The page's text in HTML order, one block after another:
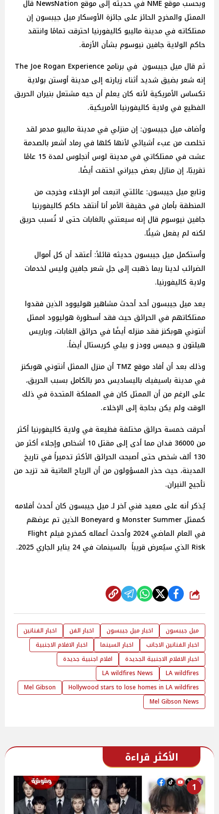
وبحسب موقع NME في حديثه إلى موقع NewsNation قال
الممثل والمخرج الحائز على جائزة الأوسكار ميل جيبسون إن
ممتلكاته في مدينة ماليبو كاليفورنيا احترقت تمامًا وانتقد
حاكم الولاية جافين نيوسوم بشأن الأزمة.
ثم قال ميل جيبسون في برنامج The Joe Rogan Experience
إنه شعر بضيق شديد أثناء زيارته إلى مدينة أوستن بولاية
تكساس الأمريكية لأنه كان يعلم أن حيه مشتعل بنيران الحريق
الفظيع في ولاية كاليفورنيا الأمريكية.
وأضاف ميل جيبسون: إن منزلي في مدينة ماليبو مدمر لقد
تخلصت من عبء أشيائي لأنها كلها في رماد أشعر بالصدمة
عشت في ممتلكاتي في مدينة لوس أنجلوس لمدة 15 عامًا
تقريبًا، إن منازل بعض جيراني اختفت أيضًا.
وتابع ميل جيبسون: عائلتي اتبعت أمر الإخلاء وخرجت من
المنطقة بأمان في حقيقة الأمر أنا أنتقد حاكم كاليفورنيا
جافين نيوسوم قال إنه سيعتني بالغابات حتى لا تُسبب حريق
لكنه لم يفعل شيئًا.
وأستكمل ميل جيبسون حديثه قائلاً: أعتقد أن كل أموال
الضرائب لدينا ربما ذهبت إلى جل شعر جافين وليس لخدمات
ولاية كاليفورنيا.
يعد ميل جيبسون أحد أحدث مشاهير هوليوود الذين فقدوا
ممتلكاتهم في الحرائق حيث فقد أسطورة هوليوود اممثل
أنتوني هوبكنز فقد منزله أيضًا في حرائق الغابات، وباريس
هيلتون و جيمس وودز و بيلي كريستال أيضاً.
وذلك بعد أن أفاد موقع TMZ أن منزل الممثل أنتوني هوبكنز
في مدينة باسيفيك باليساديس دمر بالكامل بسبب الحريق،
على الرغم من أن الممثل كان في المملكة المتحدة في ذلك
الوقت ولم يكن بحاجة إلى الإخلاء.
أحرقت خمسة حرائق مختلفة فظيعة في ولاية كاليفورنيا أكثر
من 36000 فدان مما أدى إلى مقتل 10 أشخاص وإجلاء أكثر من
130 ألف شخص حتى أصبحت الحرائق الأكثر تدميراً في تاريخ
المدينة، حيث حذر المسؤولون من أن الرياح العاتية قد تزيد من
تأجيج النيران.
يُذكر أنه على صعيد فني آخر لـ ميل جيبسون كان أحدث أفلامه
كممثل Monster Summer و Boneyard الذين تم عرضهم
في العام الماضي 2024 وأحدث أعماله كمخرج فيلم Flight
Risk الذي سيُعرض قريباً بالسينمات في 24 يناير الجاري 2025.
شارك
ميل جيبسون اخبار ميل جيبسون اخبار الفن
اخبار الفنانين
اخبار الفنانين الاجانب
اخبار السينما
اخبار الافلام الاجنبية
اخبار الافلام الاجنبية الجديدة
افلام اجنبية جديدة
LA wildfires
LA wildfires News
Hollywood stars to lose homes in LA wildfires
Mel Gibson
Mel Gibson News
الأكثر قراءة
1